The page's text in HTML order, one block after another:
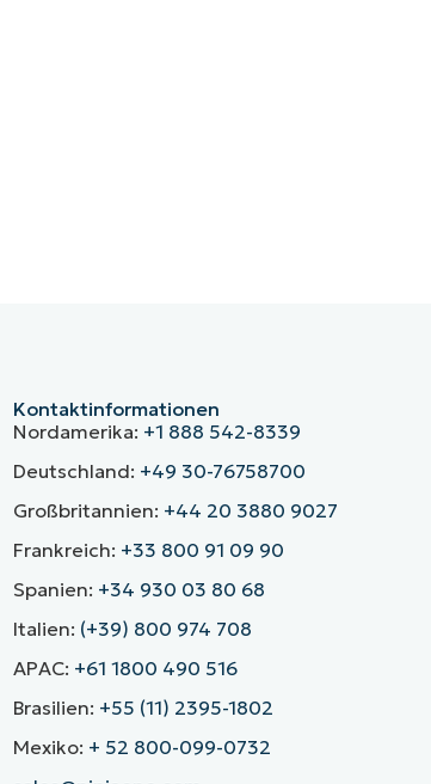
Kontaktinformationen
Nordamerika: +1 888 542-8339
Deutschland: +49 30-76758700
Großbritannien: +44 20 3880 9027
Frankreich: +33 800 91 09 90
Spanien: +34 930 03 80 68
Italien: (+39) 800 974 708
APAC: +61 1800 490 516
Brasilien: +55 (11) 2395-1802
Mexiko: + 52 800-099-0732